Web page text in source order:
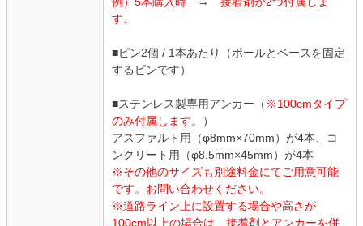
す。
■ピン2個 / 1本あたり（ポールとベースを固定
するピンです）
■ステンレス製専用アンカー（ ※100cmタイプ
のみ付属します。
）
アスファルト用（φ8mm×70mm）が4本、コ
ンクリート用（φ8.5mm×45mm）が4本
※その他のサイズも別途料金にてご用意可能
です。お問い合わせください。
※道路ライン上に設置する場合や高さが
100cm以上の場合は、接着剤とアンカーを併